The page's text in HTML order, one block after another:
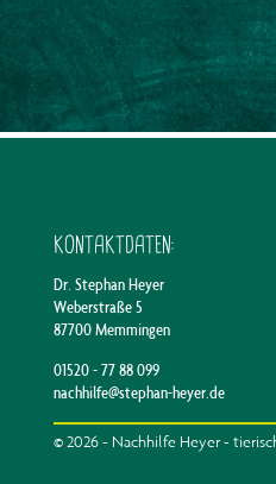
KONTAKTDATEN:
Dr. Stephan Heyer
Weberstraße 5
87700 Memmingen
01520 - 77 88 099
nachhilfe@stephan-heyer.de
© 2026 - Nachhilfe Heyer -